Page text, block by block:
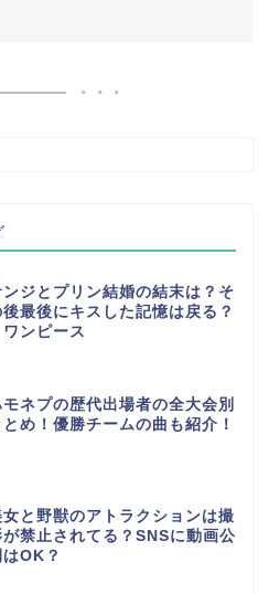
ンジとプリン結婚の結末は？そ
後最後にキスした記憶は戻る？
ワンピース
モネプの歴代出場者の全大会別
とめ！優勝チームの曲も紹介！
女と野獣のアトラクションは撮
が禁止されてる？SNSに動画公
はOK？